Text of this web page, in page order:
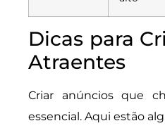
Dicas para
Atraentes
Criar anúncios que
essencial. Aqui estão